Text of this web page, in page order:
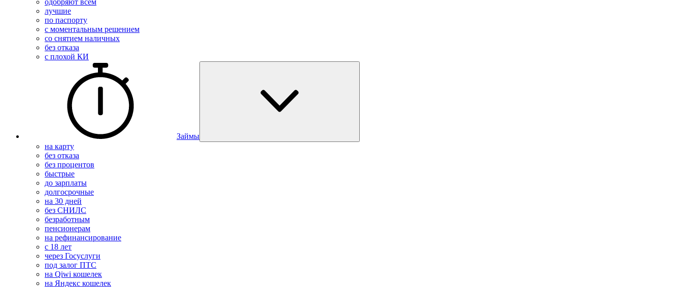
одобряют всем
лучшие
по паспорту
с моментальным решением
со снятием наличных
без отказа
с плохой КИ
Займы
на карту
без отказа
без процентов
быстрые
до зарплаты
долгосрочные
на 30 дней
без СНИЛС
безработным
пенсионерам
на рефинансирование
с 18 лет
через Госуслуги
под залог ПТС
на Qiwi кошелек
на Яндекс кошелек